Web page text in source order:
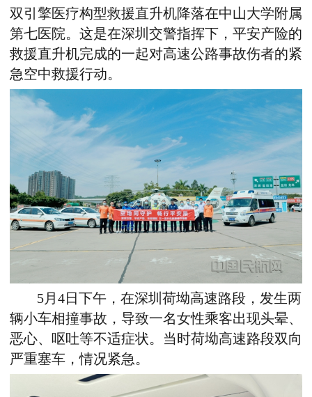
双引擎医疗构型救援直升机降落在中山大学附属
第七医院。这是在深圳交警指挥下，平安产险的
救援直升机完成的一起对高速公路事故伤者的紧
急空中救援行动。
5月4日下午，在深圳荷坳高速路段，发生两
辆小车相撞事故，导致一名女性乘客出现头晕、
恶心、呕吐等不适症状。当时荷坳高速路段双向
严重塞车，情况紧急。